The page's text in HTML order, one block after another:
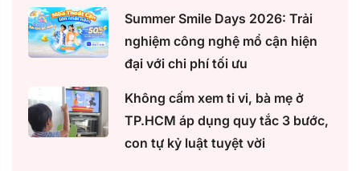
Summer Smile Days 2026: Trải
nghiệm công nghệ mổ cận hiện
đại với chi phí tối ưu
Không cấm xem ti vi, bà mẹ ở
TP.HCM áp dụng quy tắc 3 bước,
con tự kỷ luật tuyệt vời